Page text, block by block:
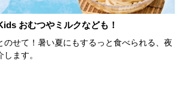
おむつやミルクなども！
のせて！暑い夏にもするっと食べられる、夜
ます。